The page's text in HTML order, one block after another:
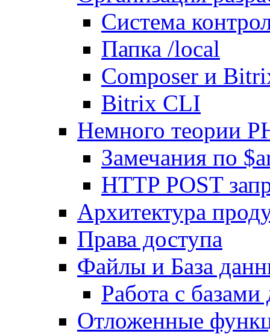
Система
Папка /local
Composer и
Bitrix CLI
Немного теории
Замечания по
HTTP POST
Архитектура
Права доступа
Файлы и База
Работа с
Отложенные